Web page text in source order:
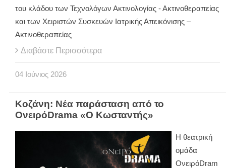
του κλάδου των Τεχνολόγων Ακτινολογίας - Ακτινοθεραπείας
και των Χειριστών Συσκευών Ιατρικής Απεικόνισης –
Ακτινοθεραπείας
Διαβάστε Περισσότερα
04 Ιούνιος 2026
Κοζάνη: Νέα παράσταση από το
ΟνειρόDrama «Ο Κωσταντής»
Η θεατρική
ομάδα
ΟνειρόDram